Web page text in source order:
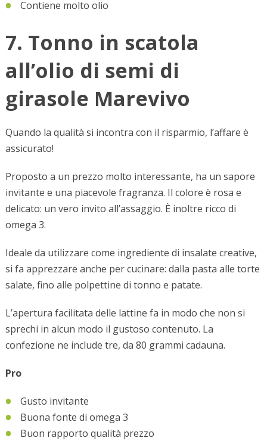
Contiene molto olio
7. Tonno in scatola
all’olio di semi di
girasole Marevivo
Quando la qualità si incontra con il risparmio, l’affare è
assicurato!
Proposto a un prezzo molto interessante, ha un sapore
invitante e una piacevole fragranza. Il colore è rosa e
delicato: un vero invito all’assaggio. È inoltre ricco di
omega 3.
Ideale da utilizzare come ingrediente di insalate creative,
si fa apprezzare anche per cucinare: dalla pasta alle torte
salate, fino alle polpettine di tonno e patate.
L’apertura facilitata delle lattine fa in modo che non si
sprechi in alcun modo il gustoso contenuto. La
confezione ne include tre, da 80 grammi cadauna.
Pro
Gusto invitante
Buona fonte di omega 3
Buon rapporto qualità prezzo